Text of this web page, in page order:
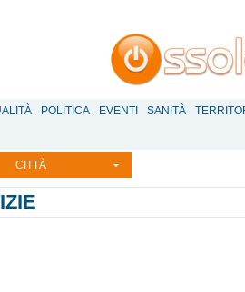
POLITICA EVENTI SANITÀ
CITTÀ